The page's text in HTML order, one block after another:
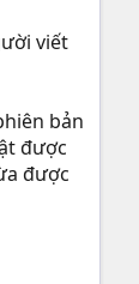
viết
bản
được
được